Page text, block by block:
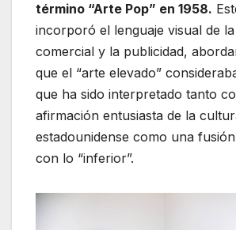
término “Arte Pop” en 1958.
incorporó el lenguaje visual de
comercial y la publicidad,
que el “arte elevado”
que ha sido interpretado tanto
afirmación entusiasta de la
estadounidense como una
con lo “inferior”.